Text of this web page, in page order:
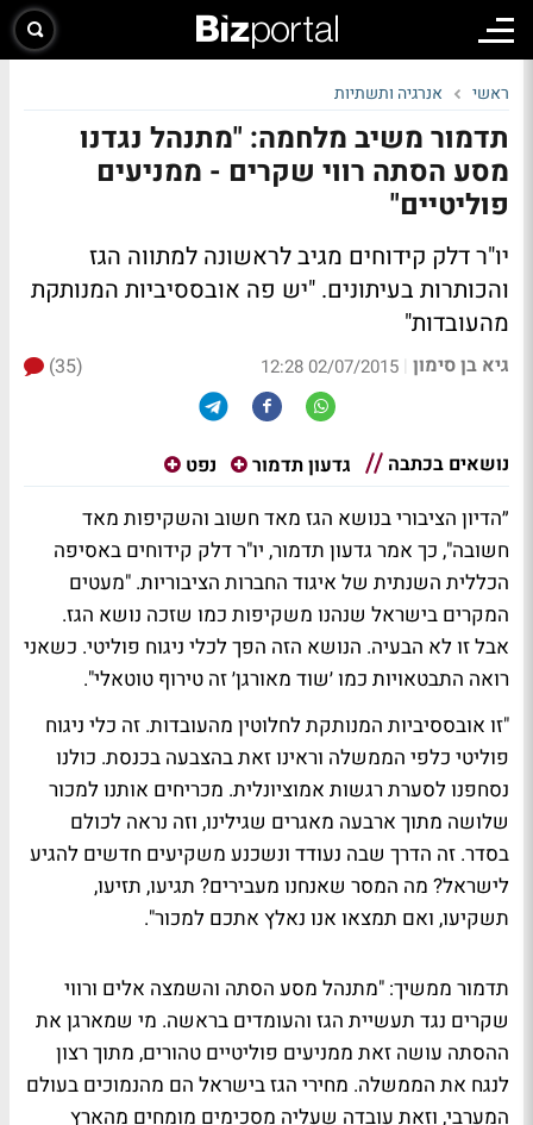
ראשי אנרגיה ותשתיות
תדמור משיב מלחמה: "מתנהל נגדנו
מסע הסתה רווי שקרים - ממניעים
פוליטיים"
יו"ר דלק קידוחים מגיב לראשונה למתווה הגז
והכותרות בעיתונים. "יש פה אובססיביות המנותקת
מהעובדות"
גיא בן סימון |
02/07/2015 12:28
(35)
נושאים בכתבה גדעון תדמור נפט
״הדיון הציבורי בנושא הגז מאד חשוב והשקיפות מאד
חשובה", כך אמר גדעון תדמור, יו"ר דלק קידוחים באסיפה
הכללית השנתית של איגוד החברות הציבוריות. "מעטים
המקרים בישראל שנהנו משקיפות כמו שזכה נושא הגז.
אבל זו לא הבעיה. הנושא הזה הפך לכלי ניגוח פוליטי. כשאני
רואה התבטאויות כמו ׳שוד מאורגן׳ זה טירוף טוטאלי".
"זו אובססיביות המנותקת לחלוטין מהעובדות. זה כלי ניגוח
פוליטי כלפי הממשלה וראינו זאת בהצבעה בכנסת. כולנו
נסחפנו לסערת רגשות אמוציונלית. מכריחים אותנו למכור
שלושה מתוך ארבעה מאגרים שגילינו, וזה נראה לכולם
בסדר. זה הדרך שבה נעודד ונשכנע משקיעים חדשים להגיע
לישראל? מה המסר שאנחנו מעבירים? תגיעו, תזיעו,
תשקיעו, ואם תמצאו אנו נאלץ אתכם למכור".
תדמור ממשיך: "מתנהל מסע הסתה והשמצה אלים ורווי
שקרים נגד תעשיית הגז והעומדים בראשה. מי שמארגן את
ההסתה עושה זאת ממניעים פוליטיים טהורים, מתוך רצון
לנגח את הממשלה. מחירי הגז בישראל הם מהנמוכים בעולם
המערבי, וזאת עובדה שעליה מסכימים מומחים מהארץ